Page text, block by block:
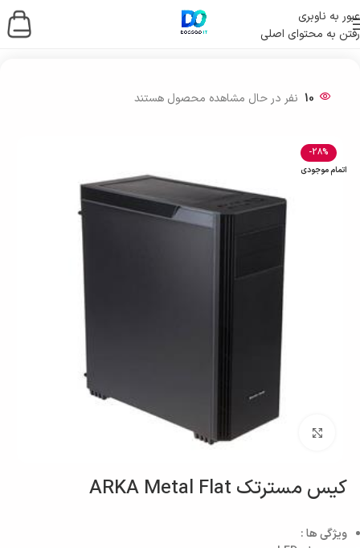
عبور به ناوبری
رفتن به محتوای اصلی
خانه/ قطعات کامپیوتر
10 نفر در حال مشاهده محصول هستند
-28%
اتمام موجودی
بزرگنمایی تصویر
کیس مستر‌تک ARKA Metal Flat
ویژگی ها :